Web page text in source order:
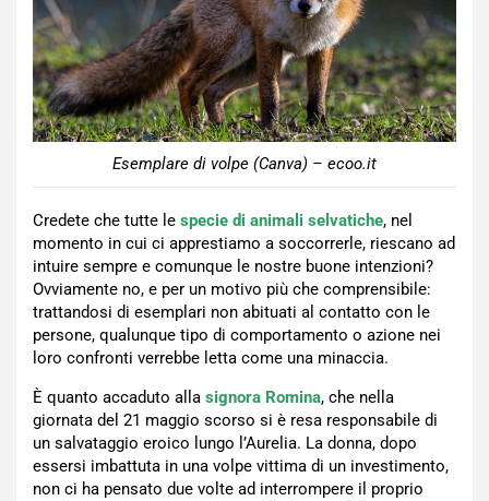
Esemplare di volpe (Canva) – ecoo.it
Credete che tutte le specie di animali selvatiche, nel
momento in cui ci apprestiamo a soccorrerle, riescano ad
intuire sempre e comunque le nostre buone intenzioni?
Ovviamente no, e per un motivo più che comprensibile:
trattandosi di esemplari non abituati al contatto con le
persone, qualunque tipo di comportamento o azione nei
loro confronti verrebbe letta come una minaccia.
È quanto accaduto alla signora Romina, che nella
giornata del 21 maggio scorso si è resa responsabile di
un salvataggio eroico lungo l’Aurelia. La donna, dopo
essersi imbattuta in una volpe vittima di un investimento,
non ci ha pensato due volte ad interrompere il proprio